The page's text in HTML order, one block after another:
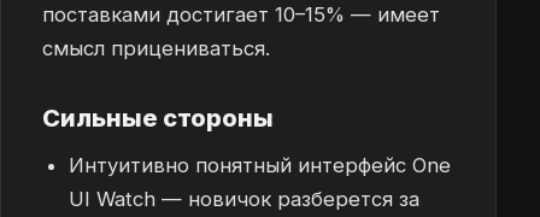
поставками достигает 10–15% — имеет
смысл прицениваться.
Сильные стороны
Интуитивно понятный интерфейс One
UI Watch — новичок разберется за